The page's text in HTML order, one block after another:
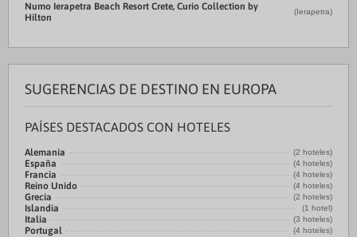
Numo Ierapetra Beach Resort Crete, Curio Collection by
Hilton
(Ierapetra)
SUGERENCIAS DE DESTINO EN EUROPA
PAÍSES DESTACADOS CON HOTELES
Alemania (2 hoteles)
España (4 hoteles)
Francia (4 hoteles)
Reino Unido (4 hoteles)
Grecia (2 hoteles)
Islandia (1 hotel)
Italia (3 hoteles)
Portugal (4 hoteles)